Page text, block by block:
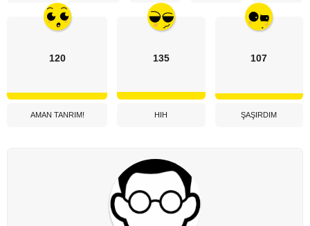
120
AMAN TANRIM!
135
HIH
107
ŞAŞIRDIM